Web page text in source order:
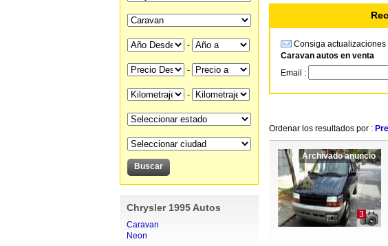
-
-
-
Chrysler 1995 Autos
Caravan
Neon
Consiga
Caravan autos en venta
Email :
Ordenar los resultados por :
Archivado anuncio
3